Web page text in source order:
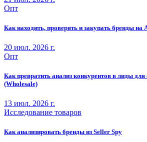
Опт
Как находить, проверять и закупать бренды на
20 июл. 2026 г.
Опт
Как превратить анализ конкурентов в лиды
(Wholesale)
13 июл. 2026 г.
Исследование товаров
Как анализировать бренды из Seller Spy